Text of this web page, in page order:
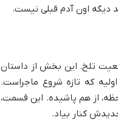
دیگه اون آدم قبلی نیست.
تلخ. این بخش از داستان
که تازه شروع ماجراست.
از هم پاشیده. این قسمت،
کنار بیاد.